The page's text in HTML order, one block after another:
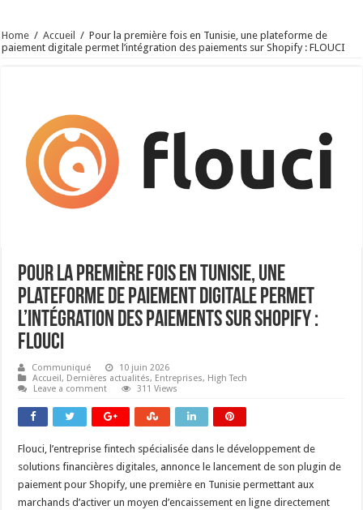
Home / Accueil / Pour la première fois en Tunisie, une plateforme de
paiement digitale permet l’intégration des paiements sur Shopify : FLOUCI
Pour la première fois en Tunisie, une
plateforme de paiement digitale permet
l’intégration des paiements sur Shopify :
FLOUCI
Communiqué
10 juin 2026
Accueil, Dernières actualités, Entreprises, High Tech
Leave a comment
311 Views
Flouci, l’entreprise fintech spécialisée dans le développement de
solutions financières digitales, annonce le lancement de son plugin de
paiement pour Shopify, une première en Tunisie permettant aux
marchands d’activer un moyen d’encaissement en ligne directement